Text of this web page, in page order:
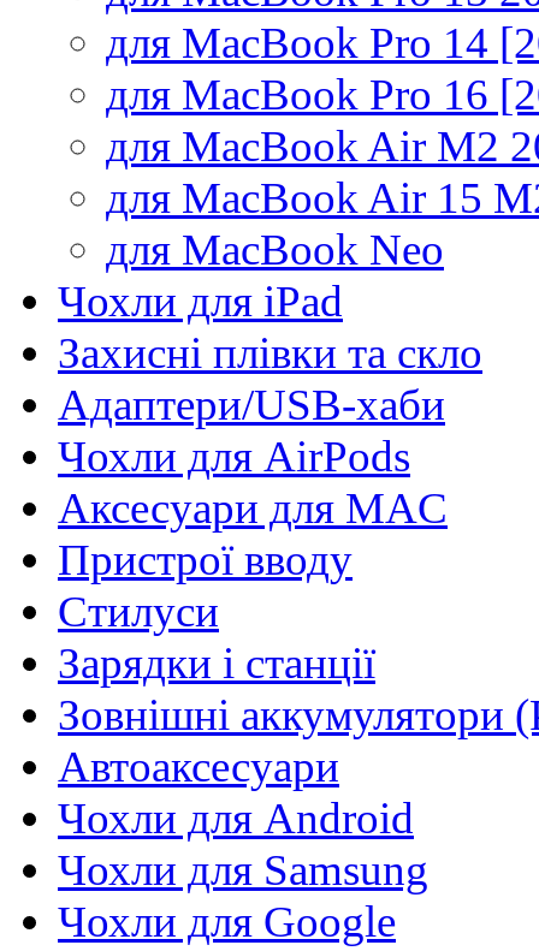
для MacBook Pro 14
для MacBook Pro 16
для MacBook Air M2
для MacBook Air 15
для MacBook Neo
Чохли для iPad
Захисні плівки та скло
Адаптери/USB-хаби
Чохли для AirPods
Аксесуари для MAC
Пристрої вводу
Стилуси
Зарядки і станції
Зовнішні аккумулятори
Автоаксесуари
Чохли для Android
Чохли для Samsung
Чохли для Google